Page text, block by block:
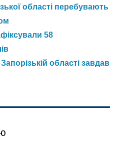
області перебувають
58
області завдав